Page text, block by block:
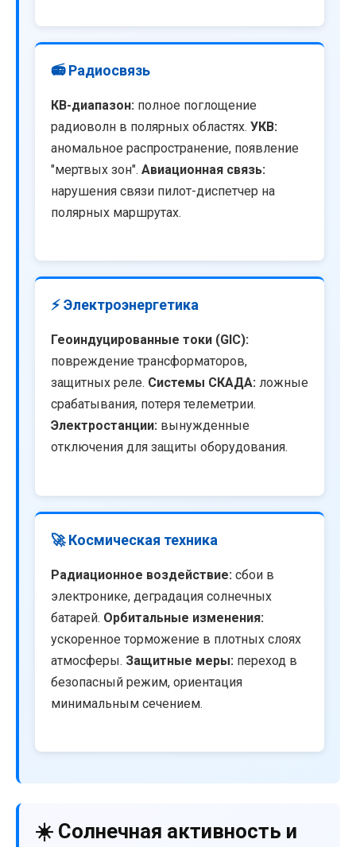
📻 Радиосвязь
КВ-диапазон: полное поглощение
радиоволн в полярных областях. УКВ:
аномальное распространение, появление
"мертвых зон". Авиационная связь:
нарушения связи пилот-диспетчер на
полярных маршрутах.
⚡ Электроэнергетика
Геоиндуцированные токи (GIC):
повреждение трансформаторов,
защитных реле. Системы СКАДА: ложные
срабатывания, потеря телеметрии.
Электростанции: вынужденные
отключения для защиты оборудования.
🚀 Космическая техника
Радиационное воздействие: сбои в
электронике, деградация солнечных
батарей. Орбитальные изменения:
ускоренное торможение в плотных слоях
атмосферы. Защитные меры: переход в
безопасный режим, ориентация
минимальным сечением.
☀️ Солнечная активность и